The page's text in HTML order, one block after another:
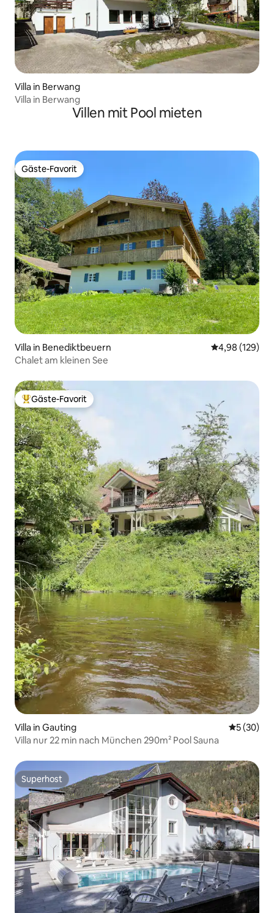
Villa in Berwang
Villa in Berwang
Villen mit Pool mieten
Gäste-Favorit
Gäste-Favorit
Villa in Benediktbeuern
4,98 (129)
Chalet am kleinen See
Beliebter Gäste-Favorit.
Gäste-Favorit
Villa in Gauting
5 (30)
Villa nur 22 min nach München 290m² Pool Sauna
Superhost
Superhost